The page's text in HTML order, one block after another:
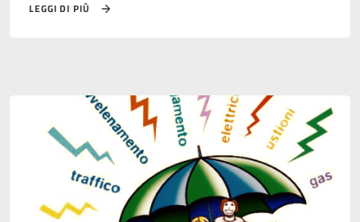
LEGGI DI PIÙ